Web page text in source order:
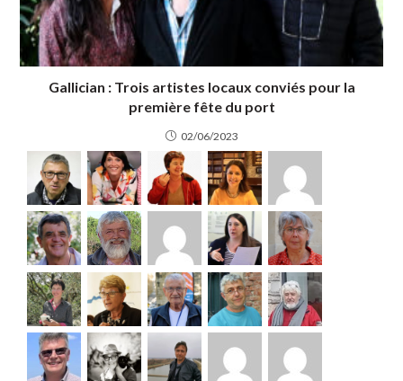
Gallician : Trois artistes locaux conviés pour la
première fête du port
02/06/2023